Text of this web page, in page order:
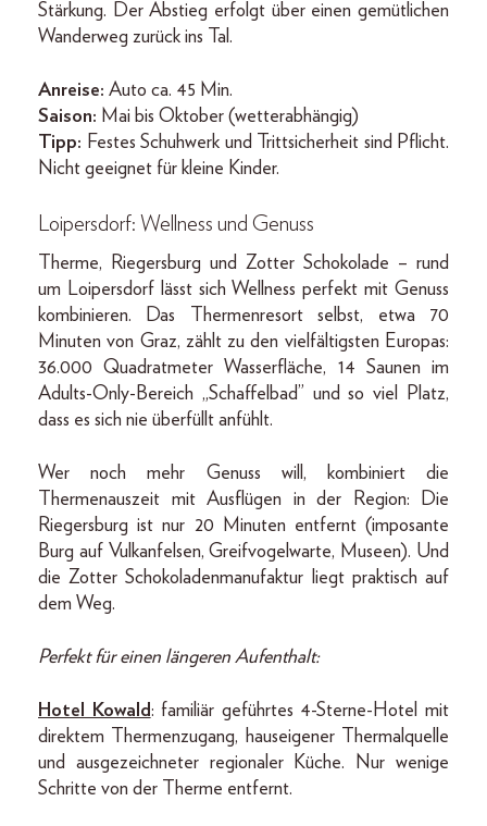
Stärkung. Der Abstieg erfolgt über einen gemütlichen
Wanderweg zurück ins Tal.
Anreise: Auto ca. 45 Min.
Saison: Mai bis Oktober (wetterabhängig)
Tipp: Festes Schuhwerk und Trittsicherheit sind Pflicht.
Nicht geeignet für kleine Kinder.
Loipersdorf: Wellness und Genuss
Therme, Riegersburg und Zotter Schokolade – rund
um Loipersdorf lässt sich Wellness perfekt mit Genuss
kombinieren. Das Thermenresort selbst, etwa 70
Minuten von Graz, zählt zu den vielfältigsten Europas:
36.000 Quadratmeter Wasserfläche, 14 Saunen im
Adults-Only-Bereich „Schaffelbad” und so viel Platz,
dass es sich nie überfüllt anfühlt.
Wer noch mehr Genuss will, kombiniert die
Thermenauszeit mit Ausflügen in der Region: Die
Riegersburg ist nur 20 Minuten entfernt (imposante
Burg auf Vulkanfelsen, Greifvogelwarte, Museen). Und
die Zotter Schokoladenmanufaktur liegt praktisch auf
dem Weg.
Perfekt für einen längeren Aufenthalt:
Hotel Kowald: familiär geführtes 4-Sterne-Hotel mit
direktem Thermenzugang, hauseigener Thermalquelle
und ausgezeichneter regionaler Küche. Nur wenige
Schritte von der Therme entfernt.